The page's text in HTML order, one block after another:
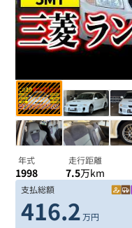
年式
1998
走行距離
7.5万km
支払総額
416.2 万円